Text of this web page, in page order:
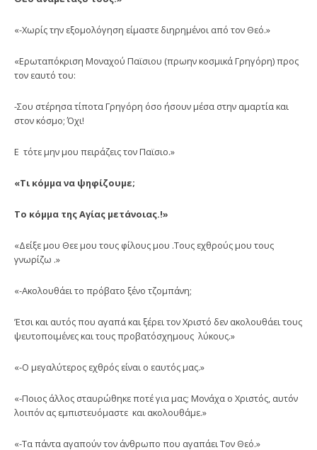
«-Χωρίς την εξομολόγηση είμαστε διηρημένοι από τον Θεό.»
«Ερωταπόκριση Μοναχού Παϊσιου (πρωην κοσμικά Γρηγόρη) προς
τον εαυτό του:
-Σου στέρησα τίποτα Γρηγόρη όσο ήσουν μέσα στην αμαρτία και
στον κόσμο; Όχι!
Ε τότε μην μου πειράζεις τον Παϊσιο.»
«Τι κόμμα να ψηφίζουμε;
Το κόμμα της Αγίας μετάνοιας.!»
«Δείξε μου Θεε μου τους φίλους μου .Τους εχθρούς μου τους
γνωρίζω .»
«-Ακολουθάει το πρόβατο ξένο τζομπάνη;
’Ετσι και αυτός που αγαπά και ξέρει τον Χριστό δεν ακολουθάει τους
ψευτοποιμένες και τους προβατόσχημους λύκους.»
«-Ο μεγαλύτερος εχθρός είναι ο εαυτός μας.»
«-Ποιος άλλος σταυρώθηκε ποτέ για μας; Μονάχα ο Χριστός, αυτόν
λοιπόν ας εμπιστευόμαστε και ακολουθάμε.»
«-Τα πάντα αγαπούν τον άνθρωπο που αγαπάει Τον Θεό.»